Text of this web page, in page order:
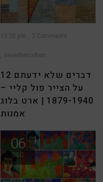
12:20 pm 2 Comments
iriseshetcohen
12 דברים שלא ידעתם
על הצייר פול קליי –
1879-1940 | ארט בלוג
אמנות
כ- אמנית ישראלית שעובדת עם
הרבה צבע, אחד האמנים שאני
מושפעת מהם הוא ללא
06
DEC